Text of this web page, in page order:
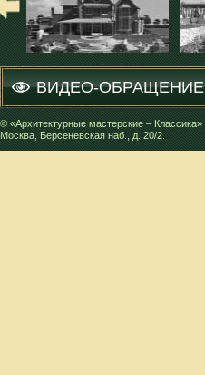
ВИДЕО-ОБРАЩЕНИЕ
© «Архитектурные мастерские – Классика»
Москва, Берсеневская наб., д. 20/2.